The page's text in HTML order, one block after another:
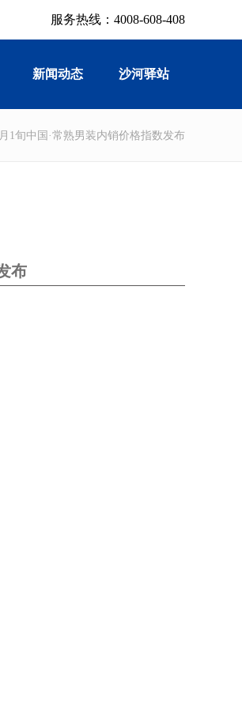
服务热线：4008-608-408
新闻动态 沙河驿站
1旬中国·常熟男装内销价格指数发布
布